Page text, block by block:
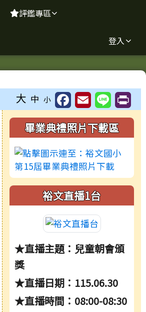
評鑑專區
登入
大 中 小
右邊區域內容
畢業典禮照片下載區
裕文直播1台
★直播主題：兒童朝會頒
獎
★直播日期：115.06.30
★直播時間：08:00-08:30